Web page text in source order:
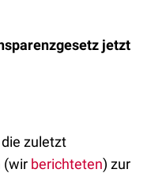
jetzt
zuletzt
(wir berichteten) zur